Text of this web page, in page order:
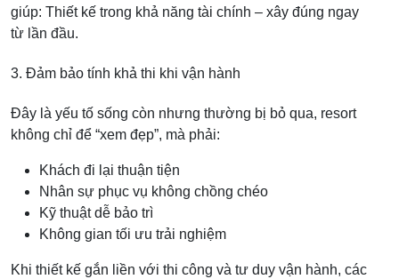
giúp: Thiết kế trong khả năng tài chính – xây đúng ngay
từ lần đầu.
3. Đảm bảo tính khả thi khi vận hành
Đây là yếu tố sống còn nhưng thường bị bỏ qua, resort
không chỉ để “xem đẹp”, mà phải:
Khách đi lại thuận tiện
Nhân sự phục vụ không chồng chéo
Kỹ thuật dễ bảo trì
Không gian tối ưu trải nghiệm
Khi thiết kế gắn liền với thi công và tư duy vận hành, các